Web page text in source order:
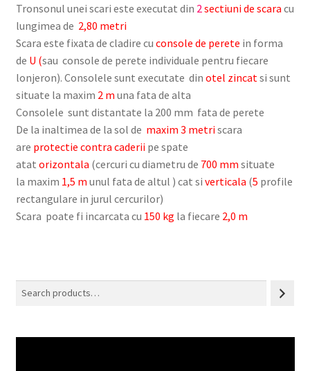
Tronsonul unei scari este executat din 2sectiuni de scara cu
lungimea de 2,80 metri
Scara este fixata de cladire cu console de perete in forma
de U (sau console de perete individuale pentru fiecare
lonjeron). Consolele sunt executate din otel zincat si sunt
situate la maxim 2 m una fata de alta
Consolele sunt distantate la 200 mm fata de perete
De la inaltimea de la sol de maxim 3 metriscara
are protectie contra caderiipe spate
atat orizontala (cercuri cu diametru de 700 mm situate
la maxim 1,5 m unul fata de altul ) cat si verticala (5 profile
rectangulare in jurul cercurilor)
Scara poate fi incarcata cu 150 kg la fiecare 2,0 m
Search